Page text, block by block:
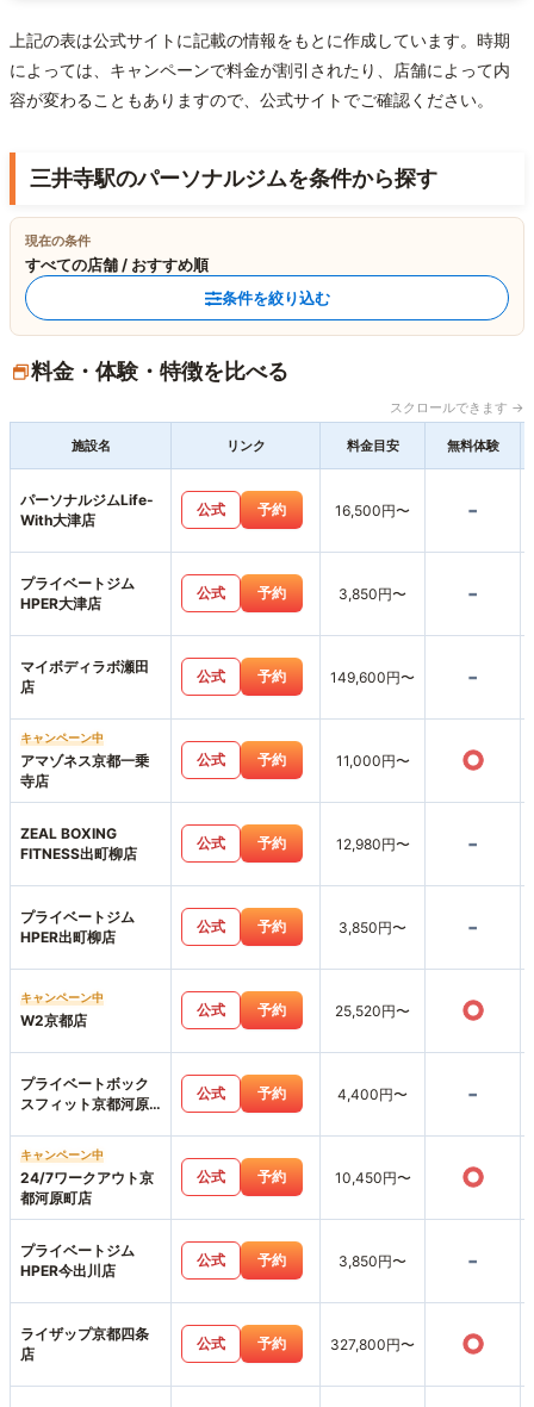
上記の表は公式サイトに記載の情報をもとに作成しています。時期
によっては、キャンペーンで料金が割引されたり、店舗によって内
容が変わることもありますので、公式サイトでご確認ください。
三井寺駅のパーソナルジムを条件から探す
現在の条件
すべての店舗 / おすすめ順
条件を絞り込む
料金・体験・特徴を比べる
スクロールできます →
施設名 リンク 料金目安 無料体験
パーソナルジムLife-
With大津店
公式 予約 16,500円〜 -
プライベートジム
HPER大津店
公式 予約 3,850円〜 -
マイボディラボ瀬田
店
公式 予約 149,600円〜 -
キャンペーン中
アマゾネス京都一乗
寺店
公式 予約 11,000円〜 ○
ZEAL BOXING
FITNESS出町柳店
公式 予約 12,980円〜 -
プライベートジム
HPER出町柳店
公式 予約 3,850円〜 -
キャンペーン中
W2京都店
公式 予約 25,520円〜 ○
プライベートボック
スフィット京都河原
公式 予約 4,400円〜 -
キャンペーン中
24/7ワークアウト京
都河原町店
公式 予約 10,450円〜 ○
プライベートジム
HPER今出川店
公式 予約 3,850円〜 -
ライザップ京都四条
店
公式 予約 327,800円〜 ○